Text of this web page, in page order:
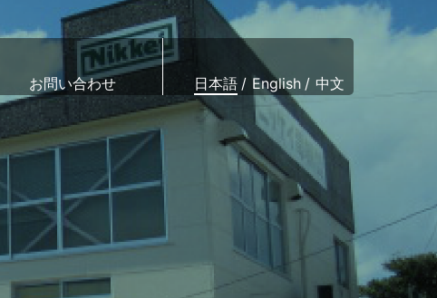
お問い合わせ English
日本語 中文